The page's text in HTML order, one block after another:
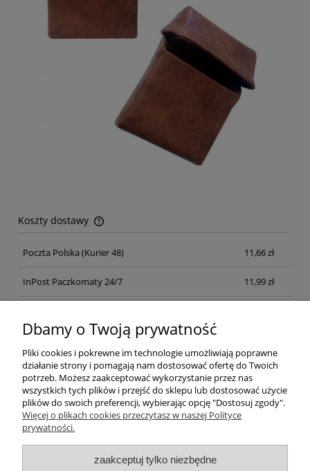
Koszty dostawy
Cena nie zawiera ewentualnych kosztów płatności
Poczta Polska (Kurier 48) 11,66 zł
InPost Paczkomaty 24/7 11,99 zł
Pomoc
Moje konto
Dbamy o Twoją prywatność
Pliki cookies i pokrewne im technologie umożliwiają poprawne
działanie strony i pomagają nam dostosować ofertę do Twoich
potrzeb. Możesz zaakceptować wykorzystanie przez nas
wszystkich tych plików i przejść do sklepu lub dostosować użycie
plików do swoich preferencji, wybierając opcję "Dostosuj zgody".
Więcej o plikach cookies przeczytasz w naszej Polityce
prywatności.
zaakceptuj tylko niezbędne